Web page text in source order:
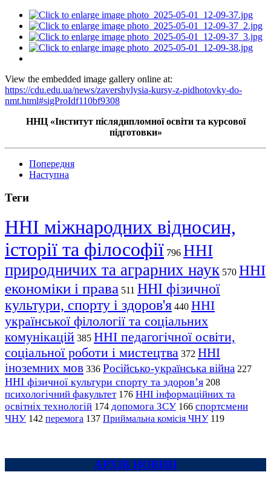
View the embedded image gallery online at:
https://cdu.edu.ua/news/zavershylysia-kursy-z-pidhotovky-do-
nmt.html#sigProIdf110bf9308
ННЦ «Інститут післядипломної освіти та курсової
підготовки»
Попередня
Наступна
Теги
ННІ міжнародних відносин,
історії та філософії 796 ННІ
природничих та аграрних наук 570 ННІ
економіки і права 511 ННІ фізичної
культури, спорту і здоров'я 440 ННІ
української філології та соціальних
комунікацій 385 ННІ педагогічної освіти,
соціальної роботи і мистецтва 372 ННІ
іноземних мов 336 Російсько-українська війна 227
ННІ фізичної культури спорту та здоров’я 208
психологічний факультет 176 ННІ інформаційних та
освітніх технологій 174 допомога ЗСУ 166 спортсмени
ЧНУ 142 перемога 137 Приймальна комісія ЧНУ 119
АРХІВ НОВИН